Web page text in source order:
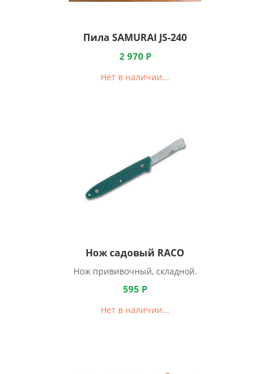
Пила SAMURAI JS-240
2 970 Р
Нет в наличии...
Нож садовый RACO
Нож прививочный, складной.
595 Р
Нет в наличии...